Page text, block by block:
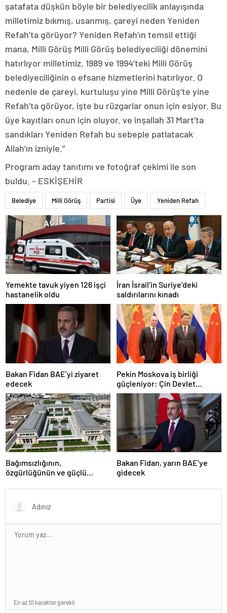
şatafata düşkün böyle bir belediyecilik anlayışında
milletimiz bıkmış, usanmış, çareyi neden Yeniden
Refah’ta görüyor? Yeniden Refah’ın temsil ettiği
mana, Milli Görüş Milli Görüş belediyeciliği dönemini
hatırlıyor milletimiz. 1989 ve 1994’teki Milli Görüş
belediyeciliğinin o efsane hizmetlerini hatırlıyor. O
nedenle de çareyi, kurtuluşu yine Milli Görüş’te yine
Refah’ta görüyor, işte bu rüzgarlar onun için esiyor. Bu
üye kayıtları onun için oluyor. ve inşallah 31 Mart’ta
sandıkları Yeniden Refah bu sebeple patlatacak
Allah’ın izniyle.”
Program aday tanıtımı ve fotoğraf çekimi ile son
buldu. – ESKİŞEHİR
Belediye Milli Görüş Partisi Üye Yeniden Refah
Yemekte tavuk yiyen 126 işçi
hastanelik oldu
İran İsrail’in Suriye’deki
saldırılarını kınadı
Bakan Fidan BAE’yi ziyaret
edecek
Pekin Moskova iş birliği
güçleniyor: Çin Devlet
Başkanı Zafer Günü için
Rusya’da olacak
Bağımsızlığının,
özgürlüğünün ve güçlü
Türkiye’den Yavru Vatan’a dev
eserler…
Bakan Fidan, yarın BAE’ye
gidecek
En az 10 karakter gerekli